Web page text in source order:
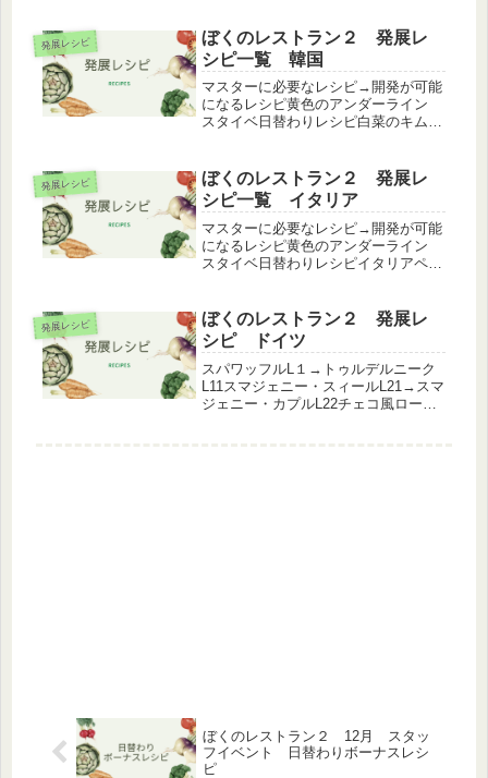
き定食L56味噌汁L1→豚汁(ファースト
フード)L４味噌汁L...
発展レシピ
ぼくのレストラン２ 発展レ
シピ一覧 韓国
マスターに必要なレシピ→開発が可能
になるレシピ黄色のアンダーライン
スタイベ日替わりレシピ白菜のキムチ
ボL88上カルビL32→特上カルビL77→
焼肉定食（和食）L...
発展レシピ
ぼくのレストラン２ 発展レ
シピ一覧 イタリア
マスターに必要なレシピ→開発が可能
になるレシピ黄色のアンダーライン
スタイベ日替わりレシピイタリアペペ
ベツと桜海老のスパゲッティL25ペペ
ロンチーノ L1→タコのラ...
発展レシピ
ぼくのレストラン２ 発展レ
シピ ドイツ
スパワッフルL１→トゥルデルニーク
L11スマジェニー・スィールL21→スマ
ジェニー・カプルL22チェコ風ロース
ぼくのレストラン２ 12月 スタッ
フイベント 日替わりボーナスレシ
ピ